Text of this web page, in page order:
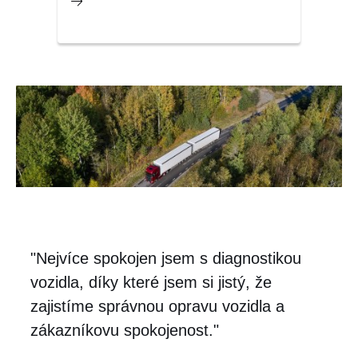
"Nejvíce spokojen jsem s diagnostikou
vozidla, díky které jsem si jistý, že
zajistíme správnou opravu vozidla a
zákazníkovu spokojenost."